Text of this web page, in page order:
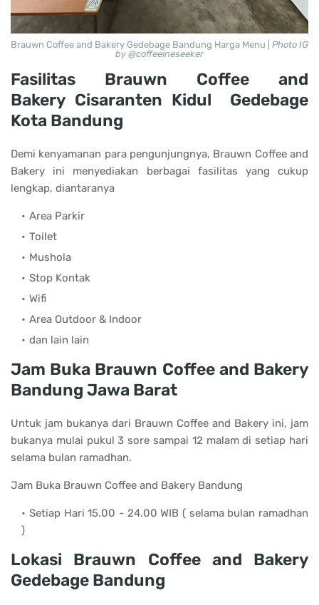
Brauwn Coffee and Bakery Gedebage Bandung Harga Menu | Photo IG
by @coffeeineseeker
Fasilitas Brauwn Coffee and
Bakery Cisaranten Kidul Gedebage
Kota Bandung
Demi kenyamanan para pengunjungnya, Brauwn Coffee and
Bakery ini menyediakan berbagai fasilitas yang cukup
lengkap, diantaranya
Area Parkir
Toilet
Mushola
Stop Kontak
Wifi
Area Outdoor & Indoor
dan lain lain
Jam Buka Brauwn Coffee and Bakery
Bandung Jawa Barat
Untuk jam bukanya dari Brauwn Coffee and Bakery ini, jam
bukanya mulai pukul 3 sore sampai 12 malam di setiap hari
selama bulan ramadhan.
Jam Buka Brauwn Coffee and Bakery Bandung
Setiap Hari 15.00 - 24.00 WIB ( selama bulan ramadhan
)
Lokasi Brauwn Coffee and Bakery
Gedebage Bandung